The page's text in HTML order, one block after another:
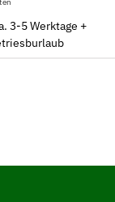
3-5 Werktage +